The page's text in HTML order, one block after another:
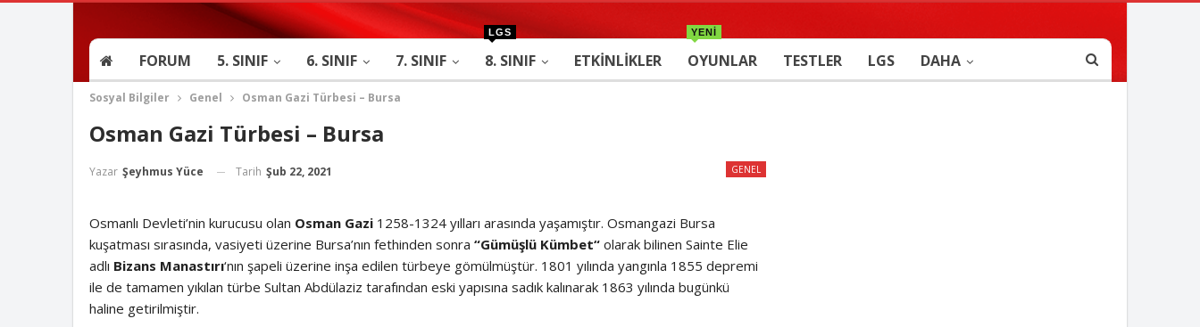
FORUM 5. SINIF 6. SINIF 7. SINIF 8. SINIF
LGS
ETKINLIKLER OYUNLAR
YENİ
TESTLER LGS DAHA
Sosyal Bilgiler Genel Osman Gazi Türbesi – Bursa
Osman Gazi Türbesi – Bursa
GENEL
Yazar Şeyhmus Yüce Tarih Şub 22, 2021
Osmanlı Devleti’nin kurucusu olan Osman Gazi 1258-1324 yılları arasında yaşamıştır. Osmangazi Bursa
kuşatması sırasında, vasiyeti üzerine Bursa’nın fethinden sonra “Gümüşlü Kümbet“ olarak bilinen Sainte Elie
adlı Bizans Manastırı‘nın şapeli üzerine inşa edilen türbeye gömülmüştür. 1801 yılında yangınla 1855 depremi
ile de tamamen yıkılan türbe Sultan Abdülaziz tarafından eski yapısına sadık kalınarak 1863 yılında bugünkü
haline getirilmiştir.